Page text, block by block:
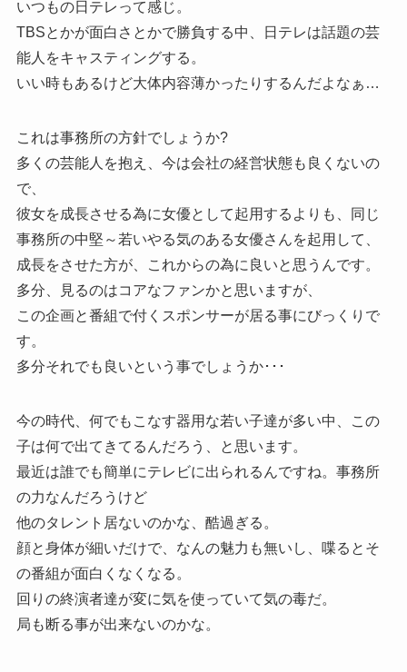
いつもの日テレって感じ。
TBSとかが面白さとかで勝負する中、日テレは話題の芸
能人をキャスティングする。
いい時もあるけど大体内容薄かったりするんだよなぁ…
これは事務所の方針でしょうか?
多くの芸能人を抱え、今は会社の経営状態も良くないの
で、
彼女を成長させる為に女優として起用するよりも、同じ
事務所の中堅～若いやる気のある女優さんを起用して、
成長をさせた方が、これからの為に良いと思うんです。
多分、見るのはコアなファンかと思いますが、
この企画と番組で付くスポンサーが居る事にびっくりで
す。
多分それでも良いという事でしょうか･･･
今の時代、何でもこなす器用な若い子達が多い中、この
子は何で出てきてるんだろう、と思います。
最近は誰でも簡単にテレビに出られるんですね。事務所
の力なんだろうけど
他のタレント居ないのかな、酷過ぎる。
顔と身体が細いだけで、なんの魅力も無いし、喋るとそ
の番組が面白くなくなる。
回りの終演者達が変に気を使っていて気の毒だ。
局も断る事が出来ないのかな。